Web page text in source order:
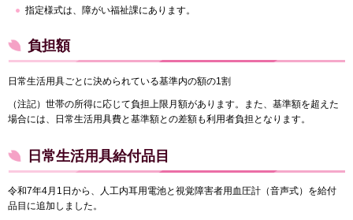
指定様式は、障がい福祉課にあります。
負担額
日常生活用具ごとに決められている基準内の額の1割
（注記）世帯の所得に応じて負担上限月額があります。また、基準額を超えた
場合には、日常生活用具費と基準額との差額も利用者負担となります。
日常生活用具給付品目
令和7年4月1日から、人工内耳用電池と視覚障害者用血圧計（音声式）を給付
品目に追加しました。